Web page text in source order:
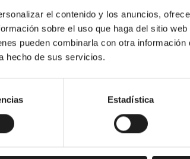
el contenido y los anuncios,
sobre el uso que haga del sitio
pueden combinarla con otra información
hecho de sus servicios.
Estadística